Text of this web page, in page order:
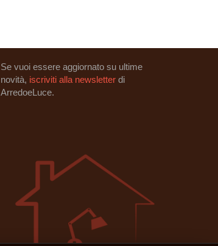
Se vuoi essere aggiornato su ultime
novità, iscriviti alla newsletter di
ArredoeLuce.